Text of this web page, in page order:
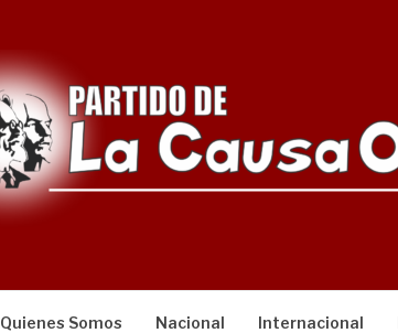
Quienes Somos Nacional Internacional